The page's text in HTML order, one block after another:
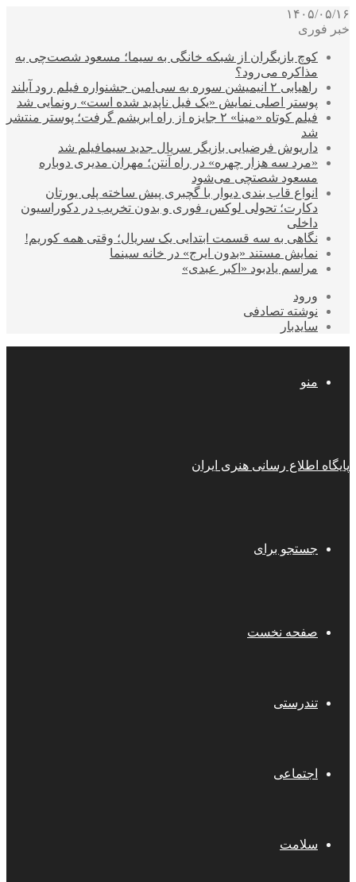
۱۴۰۵/۰۵/۱۶
خبر فوری
کوچ بازیگران از شبکه خانگی به سیما؛ مسعود شصت‌چی به
مذاکره می‌رود؟
راهیابی ۲ انیمیشن سوره به سی‌امین جشنواره فیلم رود آیلند
پوستر اصلی نمایش «یک فیل ناپدید شده است» رونمایی شد
فیلم کوتاه «مینا» ۲ جایزه از راه ابریشم گرفت؛ پوستر منتشر
شد
داریوش فرضیایی بازیگر سریال جدید سیمافیلم شد
«مرد سه هزار چهره» در راه آنتن؛ مهران مدیری دوباره
مسعود شصتچی می‌شود
انواع قاب بندی دیوار با گچبری پیش ساخته پلی یورتان
دکارت؛ تحولی لوکس، فوری و بدون تخریب در دکوراسیون
داخلی
نگاهی به سه قسمت ابتدایی یک سریال؛ وقتی همه کوریم!
نمایش مستند «بدون ایرج» در خانه سینما
مراسم یادبود «اکبر عبدی»
ورود
نوشته تصادفی
سایدبار
منو
پایگاه اطلاع رسانی هنری ایران
جستجو برای
صفحه نخست
تندرستی
اجتماعی
سلامت